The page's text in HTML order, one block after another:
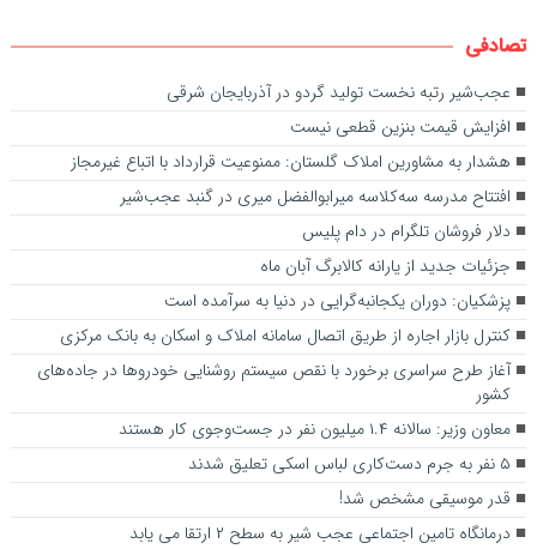
تصادفی
عجب‌شیر رتبه نخست تولید گردو در آذربایجان شرقی
افزایش قیمت بنزین قطعی نیست
هشدار به مشاورین املاک گلستان: ممنوعیت قرارداد با اتباع غیرمجاز
افتتاح مدرسه سه‌کلاسه میرابوالفضل میری در گنبد عجب‌شیر
دلار فروشان تلگرام در دام پلیس
جزئیات جدید از یارانه کالابرگ آبان ماه
پزشکیان: دوران یکجانبه‌گرایی در دنیا به سرآمده است
کنترل بازار اجاره از طریق اتصال سامانه املاک و اسکان به بانک مرکزی
آغاز طرح سراسری برخورد با نقص سیستم روشنایی خودروها در جاده‌های
کشور
معاون وزیر: سالانه ۱.۴ میلیون نفر در جست‌وجوی کار هستند
۵ نفر به جرم دست‌کاری لباس اسکی تعلیق شدند
قدر موسیقی مشخص شد!
درمانگاه تامین اجتماعی عجب شیر به سطح ۲ ارتقا می یابد